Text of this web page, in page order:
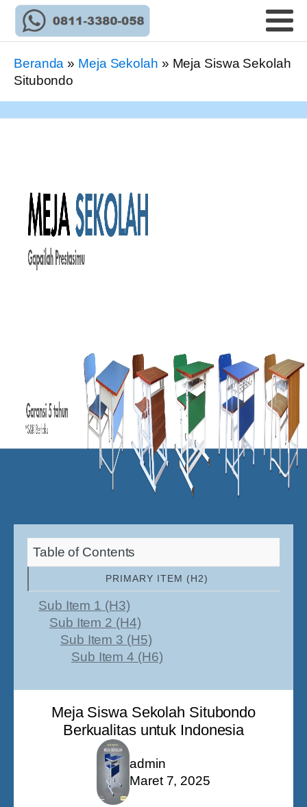
Beranda » Meja Sekolah » Meja Siswa Sekolah
Situbondo
Table of Contents
PRIMARY ITEM (H2)
Sub Item 1 (H3)
Sub Item 2 (H4)
Sub Item 3 (H5)
Sub Item 4 (H6)
Meja Siswa Sekolah Situbondo
Berkualitas untuk Indonesia
admin
Maret 7, 2025